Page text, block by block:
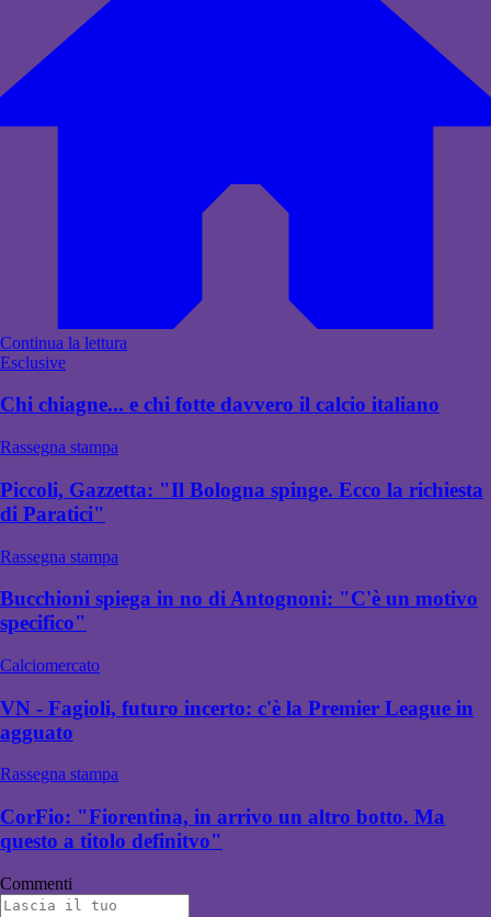
Continua la lettura
Esclusive
Chi chiagne... e chi fotte davvero il calcio italiano
Rassegna stampa
Piccoli, Gazzetta: "Il Bologna spinge. Ecco la richiesta
di Paratici"
Rassegna stampa
Bucchioni spiega in no di Antognoni: "C'è un motivo
specifico"
Calciomercato
VN - Fagioli, futuro incerto: c'è la Premier League in
agguato
Rassegna stampa
CorFio: "Fiorentina, in arrivo un altro botto. Ma
questo a titolo definitvo"
Commenti